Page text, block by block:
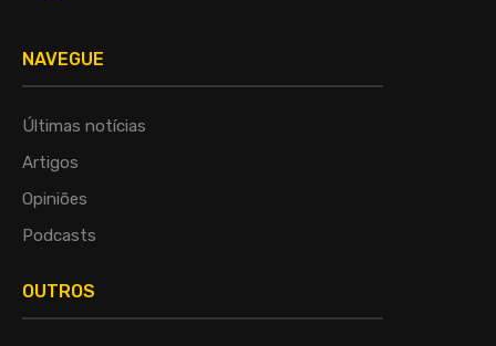
NAVEGUE
Últimas notícias
Artigos
Opiniões
Podcasts
OUTROS